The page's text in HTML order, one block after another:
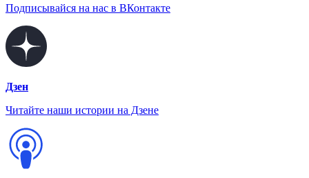
Подписывайся на нас в ВКонтакте
Дзен
Читайте наши истории на Дзене